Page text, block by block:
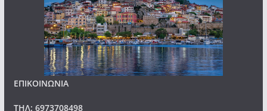
ΕΠΙΚΟΙΝΩΝΙΑ
ΤΗΛ: 6973708498